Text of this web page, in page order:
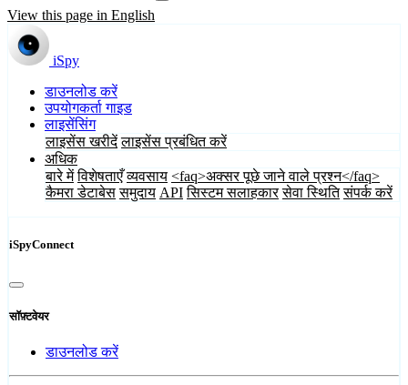
View this page in English
iSpy
डाउनलोड करें
उपयोगकर्ता गाइड
लाइसेंसिंग
लाइसेंस खरीदें लाइसेंस प्रबंधित करें
अधिक
बारे में विशेषताएँ व्यवसाय <faq>अक्सर पूछे जाने वाले प्रश्न</faq>
कैमरा डेटाबेस समुदाय API सिस्टम सलाहकार सेवा स्थिति संपर्क करें
iSpyConnect
सॉफ़्टवेयर
डाउनलोड करें